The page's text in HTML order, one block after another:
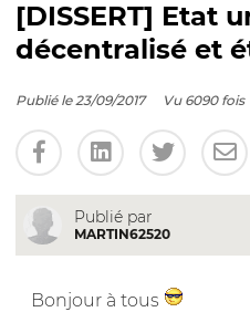
[DISSERT] Etat
décentralisé et
Publié le 23/09/2017 Vu 6090 fois
Publié par
MARTIN62520
Bonjour à tous